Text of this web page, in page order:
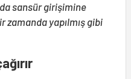
sansür girişimine
yapılmış gibi